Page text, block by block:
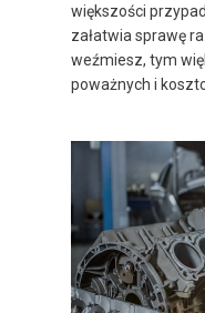
większości
załatwia sprawę
weźmiesz, tym
poważnych i